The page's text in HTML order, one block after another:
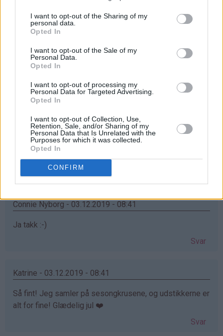
I want to opt-out of the Sharing of my
personal data.
Opted In
I want to opt-out of the Sale of my
Personal Data.
Opted In
I want to opt-out of processing my
Personal Data for Targeted Advertising.
Opted In
I want to opt-out of Collection, Use,
Retention, Sale, and/or Sharing of my
Personal Data that Is Unrelated with the
Purposes for which it was collected.
Opted In
CONFIRM
Svar
Maria - 03.12.2019 - 08:38
Inger Turid - 03.12.2019 - 08:40
Connie Nyborg - 03.12.2019 - 08:41
Ja takk :-)
Svar
Katrine - 03.12.2019 - 08:41
Så fint! Jeg samler på sesongkrusene, og udstikkerne er
alt for fine! Glædelig jul ❤️
Svar